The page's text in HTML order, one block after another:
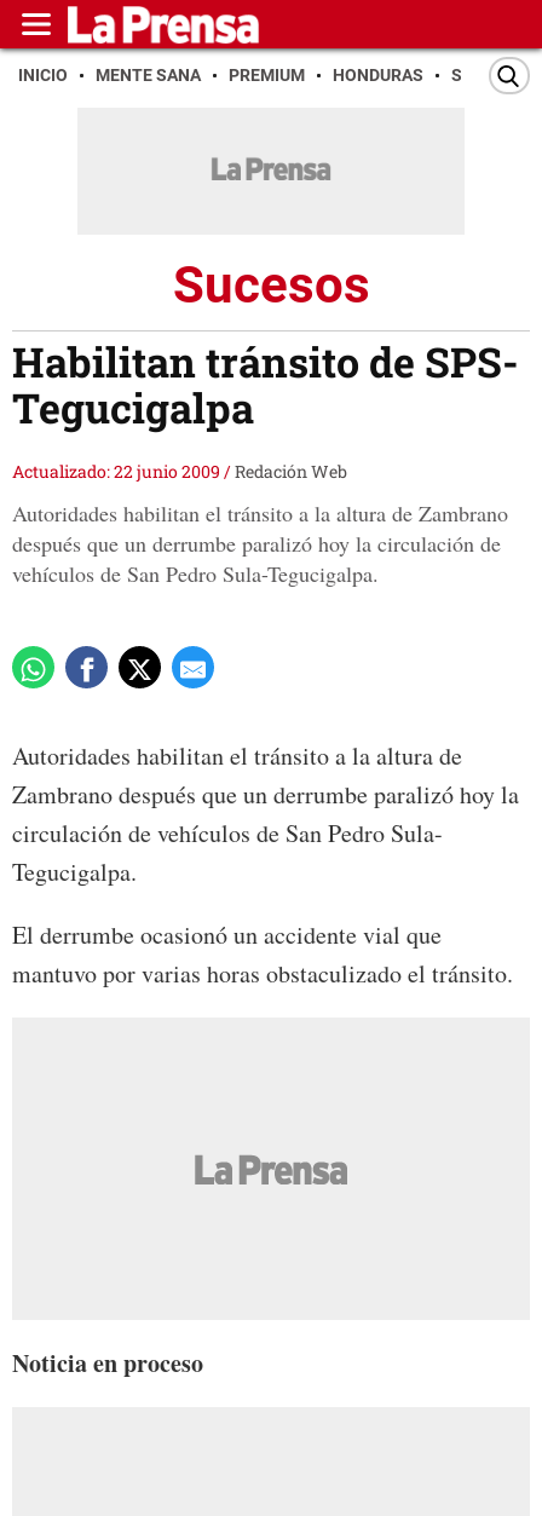
INICIO MENTE SANA PREMIUM HONDURAS SAN PEDRO
Sucesos
Habilitan tránsito de SPS-
Tegucigalpa
Actualizado: 22 junio 2009 /Redación Web
Autoridades habilitan el tránsito a la altura de Zambrano
después que un derrumbe paralizó hoy la circulación de
vehículos de San Pedro Sula-Tegucigalpa.
Autoridades habilitan el tránsito a la altura de
Zambrano después que un derrumbe paralizó hoy la
circulación de vehículos de San Pedro Sula-
Tegucigalpa.
El derrumbe ocasionó un accidente vial que
mantuvo por varias horas obstaculizado el tránsito.
Noticia en proceso